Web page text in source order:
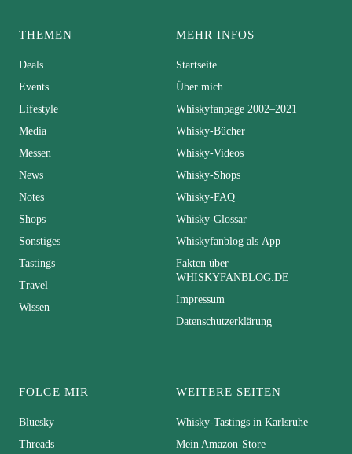
THEMEN
Deals
Events
Lifestyle
Media
Messen
News
Notes
Shops
Sonstiges
Tastings
Travel
Wissen
MEHR INFOS
Startseite
Über mich
Whiskyfanpage 2002–2021
Whisky-Bücher
Whisky-Videos
Whisky-Shops
Whisky-FAQ
Whisky-Glossar
Whiskyfanblog als App
Fakten über
WHISKYFANBLOG.DE
Impressum
Datenschutzerklärung
FOLGE MIR
Bluesky
Threads
WEITERE SEITEN
Whisky-Tastings in Karlsruhe
Mein Amazon-Store